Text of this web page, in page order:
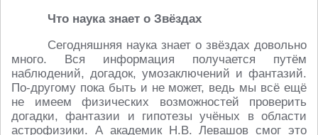
Что наука знает о Звёздах
Сегодняшняя наука знает о звёздах довольно
много. Вся информация получается путём
наблюдений, догадок, умозаключений и фантазий.
По-другому пока быть и не может, ведь мы всё ещё
не имеем физических возможностей проверить
догадки, фантазии и гипотезы учёных в области
астрофизики. А академик Н.В. Левашов смог это